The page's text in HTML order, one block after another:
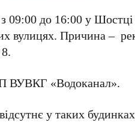
09:00 до 16:00 у
вулицях. Причина –
ВУВКГ «Водоканал».
у таких